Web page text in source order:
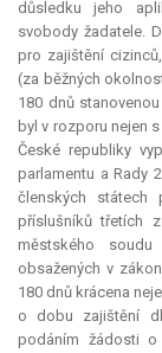
důsledku jeho
svobody žadatele.
pro zajištění
(za běžných
180 dnů
byl v rozporu nejen
České republiky
parlamentu a Rady
členských státech
příslušníků třetích
městského
obsažených v
180 dnů krácena
o dobu zajištění
podáním žádosti o